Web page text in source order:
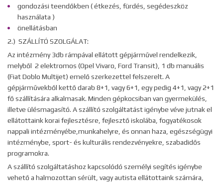
gondozási teendőkben ( étkezés, fürdés, segédeszköz
használata )
önellátásban
2.) SZÁLLÍTÓ SZOLGÁLAT:
Az intézmény 3db rámpával ellátott gépjárművel rendelkezik,
melyből 2 elektromos (Opel Vivaro, Ford Transit), 1 db manuális
(Fiat Doblo Multijet) emelő szerkezettel felszerelt. A
gépjárművekből kettő darab 8+1, vagy 6+1, egy pedig 4+1, vagy 2+1
fő szállítására alkalmasak. Minden gépkocsiban van gyermekülés,
illetve ülésmagasító. A szállító szolgáltatást igénybe véve jutnak el
ellátottaink korai fejlesztésre, fejlesztő iskolába, fogyatékosok
nappali intézményébe,munkahelyre, és onnan haza, egészségügyi
intézménybe, sport- és kulturális rendezvényekre, szabadidős
programokra.
A szállító szolgáltatáshoz kapcsolódó személyi segítés igénybe
vehető a halmozottan sérült, vagy autista ellátottaink számára,